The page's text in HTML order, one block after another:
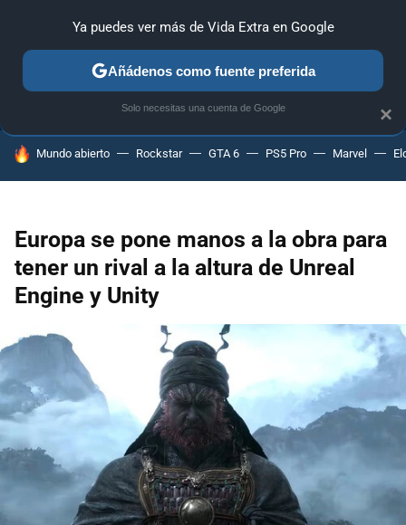
ANÁLISIS GUÍAS Y TRUCOS PC SONY NINTENDO
HOY SE HABLA DE
Mundo abierto Rockstar GTA 6 PS5 Pro Marvel
Europa se pone manos a la obra para
tener un rival a la altura de Unreal
Engine y Unity
×
Ya puedes ver más de Vida Extra en Google
Añádenos como fuente preferida
Solo necesitas una cuenta de Google